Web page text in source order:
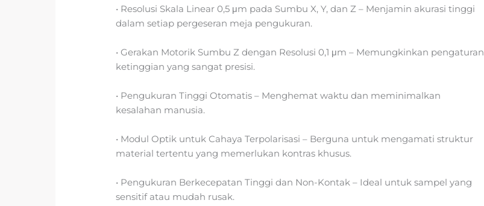
• Resolusi Skala Linear 0,5 μm pada Sumbu X, Y, dan Z – Menjamin akurasi tinggi
dalam setiap pergeseran meja pengukuran.
• Gerakan Motorik Sumbu Z dengan Resolusi 0,1 μm – Memungkinkan pengaturan
ketinggian yang sangat presisi.
• Pengukuran Tinggi Otomatis – Menghemat waktu dan meminimalkan
kesalahan manusia.
• Modul Optik untuk Cahaya Terpolarisasi – Berguna untuk mengamati struktur
material tertentu yang memerlukan kontras khusus.
• Pengukuran Berkecepatan Tinggi dan Non-Kontak – Ideal untuk sampel yang
sensitif atau mudah rusak.